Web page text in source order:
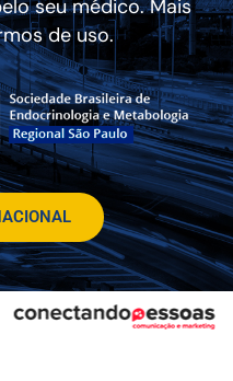
seu médico. Mais
de uso.